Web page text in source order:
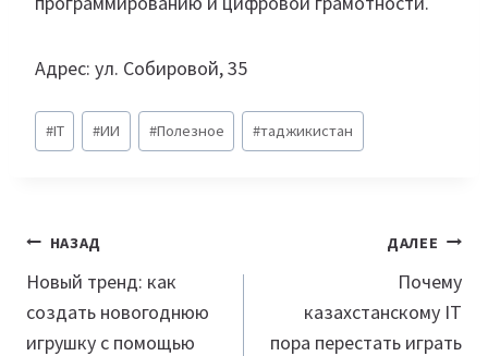
Адрес: ул. Собировой, 35
Метки
записи:
#IT #ИИ #Полезное #таджикистан
Навигация
по
записям
НАЗАД
Новый тренд: как
создать новогоднюю
игрушку с помощью
ДАЛЕЕ
Почему
казахстанскому IT
пора перестать играть